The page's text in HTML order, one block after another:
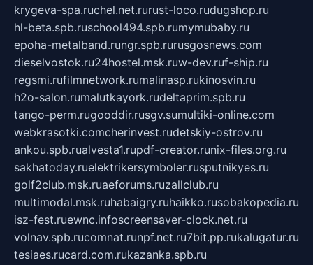
krygeva-spa.ruchel.net.rurust-loco.rudugshop.ru
hl-beta.spb.ruschool494.spb.rumymubaby.ru
epoha-metalband.rungr.spb.rurusgosnews.com
dieselvostok.ru24hostel.msk.ruw-dev.ruf-ship.ru
regsmi.rufilmnetwork.rumalinasp.rukinosvin.ru
h2o-salon.rumalutkayork.rudeltaprim.spb.ru
tango-perm.rugooddir.rusgv.sumultiki-online.com
webkrasotki.comcherinvest.rudetskiy-ostrov.ru
ankou.spb.rualvesta1.rupdf-creator.runix-files.org.ru
sakhatoday.ruelektrikersymboler.rusputnikyes.ru
golf2club.msk.ruaeforums.ruzallclub.ru
multimodal.msk.ruhabaigry.ruhaikko.rusobakopedia.ru
isz-fest.ruewnc.infoscreensaver-clock.net.ru
volnav.spb.rucomnat.runpf.net.ru7bit.pp.rukalugatur.ru
tesiaes.rucard.com.rukazanka.spb.ru